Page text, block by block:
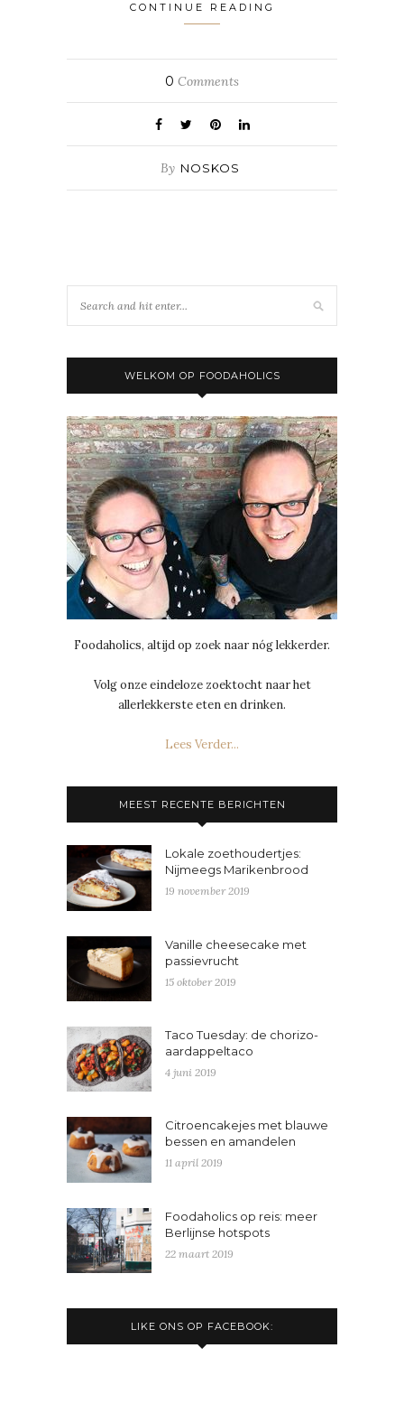
CONTINUE READING
0 Comments
By NOSKOS
WELKOM OP FOODAHOLICS
Foodaholics, altijd op zoek naar nóg lekkerder.
Volg onze eindeloze zoektocht naar het
allerlekkerste eten en drinken.
Lees Verder...
MEEST RECENTE BERICHTEN
Lokale zoethoudertjes:
Nijmeegs Marikenbrood
19 november 2019
Vanille cheesecake met
passievrucht
15 oktober 2019
Taco Tuesday: de chorizo-
aardappeltaco
4 juni 2019
Citroencakejes met blauwe
bessen en amandelen
11 april 2019
Foodaholics op reis: meer
Berlijnse hotspots
22 maart 2019
LIKE ONS OP FACEBOOK: